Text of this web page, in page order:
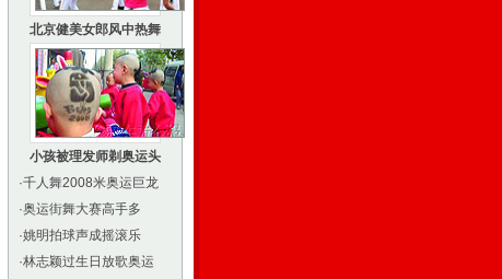
北京健美女郎风中热舞
小孩被理发师剃奥运头
·千人舞2008米奥运巨龙
·奥运街舞大赛高手多
·姚明拍球声成摇滚乐
·林志颖过生日放歌奥运